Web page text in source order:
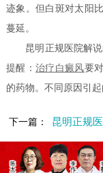
迹象。但白斑对太阳
蔓延。
昆明正规医院解说
提醒：治疗白癜风要
的药物。不同原因引
下一篇： 昆明正规